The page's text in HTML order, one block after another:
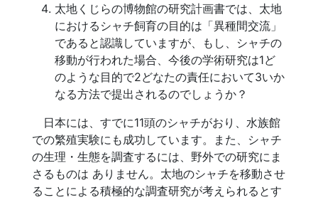
太地くじらの博物館の研究計画書では、太地
におけるシャチ飼育の目的は「異種間交流」
であると認識していますが、もし、シャチの
移動が行われた場合、今後の学術研究は1ど
のような目的で2どなたの責任において3いか
なる方法で提出されるのでしょうか？
日本には、すでに11頭のシャチがおり、水族館
での繁殖実験にも成功しています。また、シャチ
の生理・生態を調査するには、野外での研究にま
さるものは ありません。太地のシャチを移動させ
ることによる積極的な調査研究が考えられるとす